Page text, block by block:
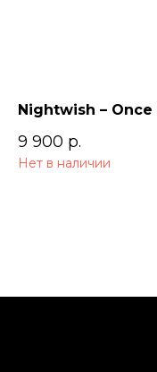
Nightwish – Once
9 900 р.
Нет в наличии